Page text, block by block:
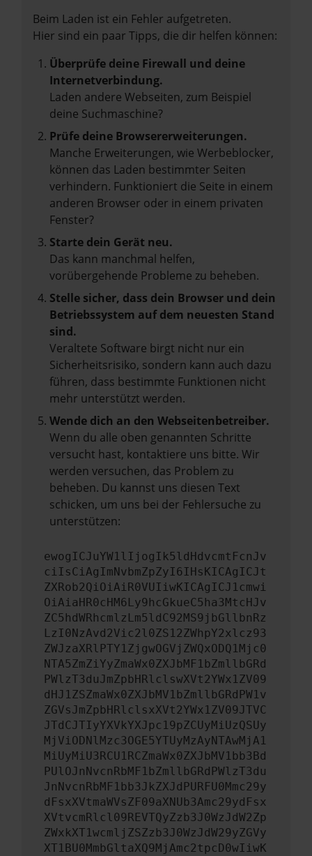
Beim Laden ist ein Fehler aufgetreten.
Hier sind ein paar Tipps, die dir helfen können:
Überprüfe deine Firewall und deine
Internetverbindung.
Laden andere Webseiten, zum Beispiel
deine Suchmaschine?
Prüfe deine Browsererweiterungen.
Manche Erweiterungen, wie Werbeblocker,
können das Laden bestimmter Seiten
verhindern. Funktioniert die Seite in einem
anderen Browser oder in einem privaten
Fenster?
Starte dein Gerät neu.
Das kann manchmal helfen,
vorübergehende Probleme zu beheben.
Stelle sicher, dass dein Browser und dein
Betriebssystem auf dem neuesten Stand
sind.
Veraltete Software birgt nicht nur ein
Sicherheitsrisiko, sondern kann auch dazu
führen, dass bestimmte Funktionen nicht
mehr unterstützt werden.
Wende dich an den Webseitenbetreiber.
Wenn du alle oben genannten Schritte
versucht hast, kontaktiere uns bitte. Wir
werden versuchen, das Problem zu
beheben. Du kannst uns diesen Text
schicken, um uns bei der Fehlersuche zu
unterstützen:
ewogICJuYW1lIjogIk5ldHdvcmtFcnJv
ciIsCiAgImNvbmZpZyI6IHsKICAgICJt
ZXRob2QiOiAiR0VUIiwKICAgICJ1cmwi
OiAiaHR0cHM6Ly9hcGkueC5ha3MtcHJv
ZC5hdWRhcmlzLm5ldC92MS9jbGllbnRz
LzI0NzAvd2Vic2l0ZS12ZWhpY2xlcz93
ZWJzaXRlPTY1ZjgwOGVjZWQxODQ1Mjc0
NTA5ZmZiYyZmaWx0ZXJbMF1bZmllbGRd
PWlzT3duJmZpbHRlclswXVt2YWx1ZV09
dHJ1ZSZmaWx0ZXJbMV1bZmllbGRdPW1v
ZGVsJmZpbHRlclsxXVt2YWx1ZV09JTVC
JTdCJTIyYXVkYXJpc19pZCUyMiUzQSUy
MjViODNlMzc3OGE5YTUyMzAyNTAwMjA1
MiUyMiU3RCU1RCZmaWx0ZXJbMV1bb3Bd
PUlOJnNvcnRbMF1bZmllbGRdPWlzT3du
JnNvcnRbMF1bb3JkZXJdPURFU0Mmc29y
dFsxXVtmaWVsZF09aXNUb3Amc29ydFsx
XVtvcmRlcl09REVTQyZzb3J0WzJdW2Zp
ZWxkXT1wcmljZSZzb3J0WzJdW29yZGVy
XT1BU0MmbGltaXQ9MjAmc2tpcD0wIiwK